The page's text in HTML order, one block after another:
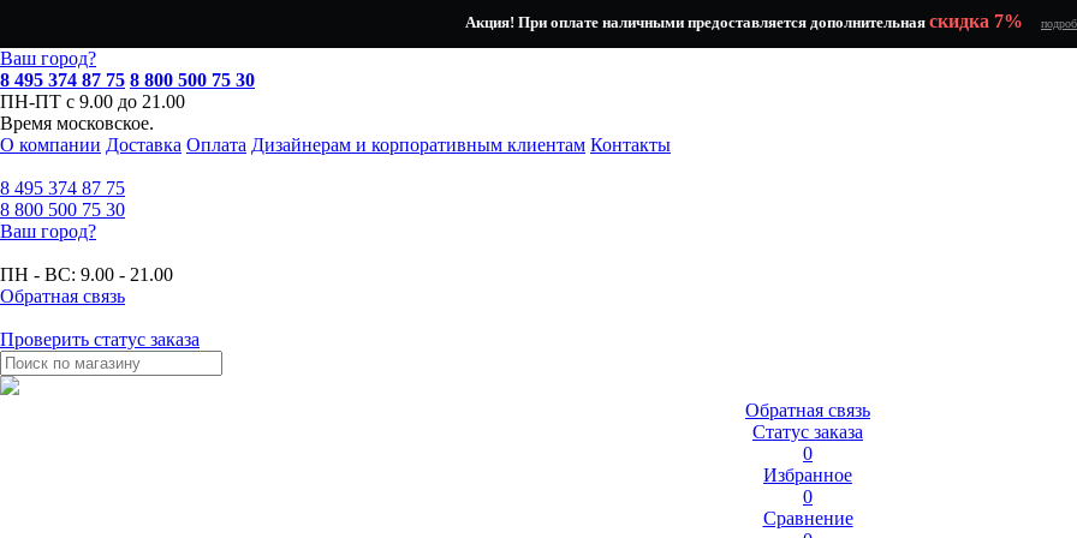
Акция! При оплате наличными предоставляется дополнительная скидка 7%
Ваш город?
8 495 374 87 75 8 800 500 75 30
ПН-ПТ с 9.00 до 21.00
Время московское.
О компании Доставка Оплата Дизайнерам и корпоративным клиентам Контакты
8 495 374 87 75
8 800 500 75 30
Ваш город?
ПН - ВС: 9.00 - 21.00
Обратная связь
Проверить статус заказа
Обратная связь
Статус заказа
0
Избранное
0
Сравнение